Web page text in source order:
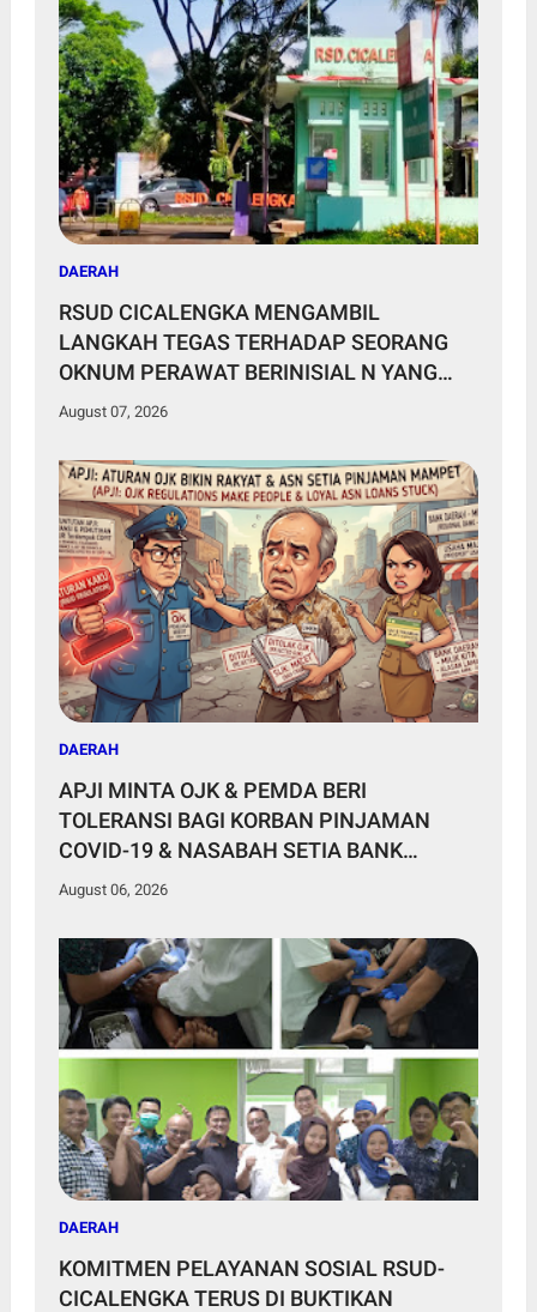
DAERAH
RSUD CICALENGKA MENGAMBIL
LANGKAH TEGAS TERHADAP SEORANG
OKNUM PERAWAT BERINISIAL N YANG
MELONTARKAN KOMENTAR TIDAK
August 07, 2026
DAERAH
APJI MINTA OJK & PEMDA BERI
TOLERANSI BAGI KORBAN PINJAMAN
COVID-19 & NASABAH SETIA BANK
DAERAH
August 06, 2026
DAERAH
KOMITMEN PELAYANAN SOSIAL RSUD-
CICALENGKA TERUS DI BUKTIKAN